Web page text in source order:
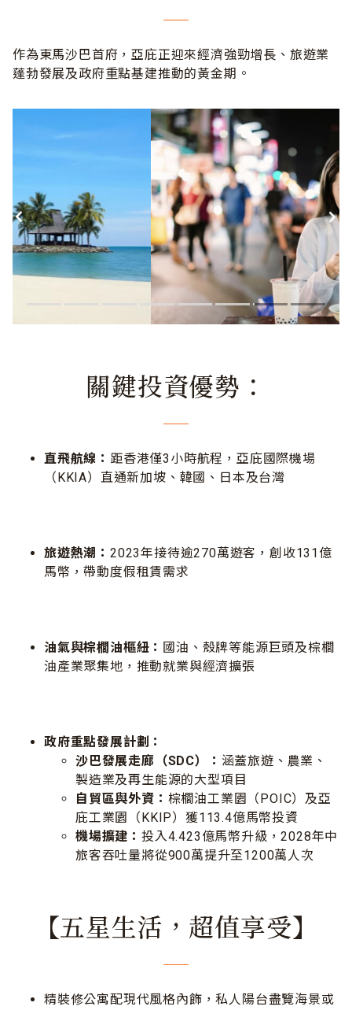
作為東馬沙巴首府，亞庇正迎來經濟強勁增長、旅遊業
蓬勃發展及政府重點基建推動的黃金期。
關鍵投資優勢：
直飛航線： 距香港僅3小時航程，亞庇國際機場
（KKIA）直通新加坡、韓國、日本及台灣
旅遊熱潮： 2023年接待逾270萬遊客，創收131億
馬幣，帶動度假租賃需求
油氣與棕櫚油樞紐： 國油、殼牌等能源巨頭及棕櫚
油產業聚集地，推動就業與經濟擴張
政府重點發展計劃：
沙巴發展走廊（SDC）： 涵蓋旅遊、農業、
製造業及再生能源的大型項目
自貿區與外資： 棕櫚油工業園（POIC）及亞
庇工業園（KKIP）獲113.4億馬幣投資
機場擴建： 投入4.423億馬幣升級，2028年中
旅客吞吐量將從900萬提升至1200萬人次
【五星生活，超值享受】
精裝修公寓配現代風格內飾，私人陽台盡覽海景或